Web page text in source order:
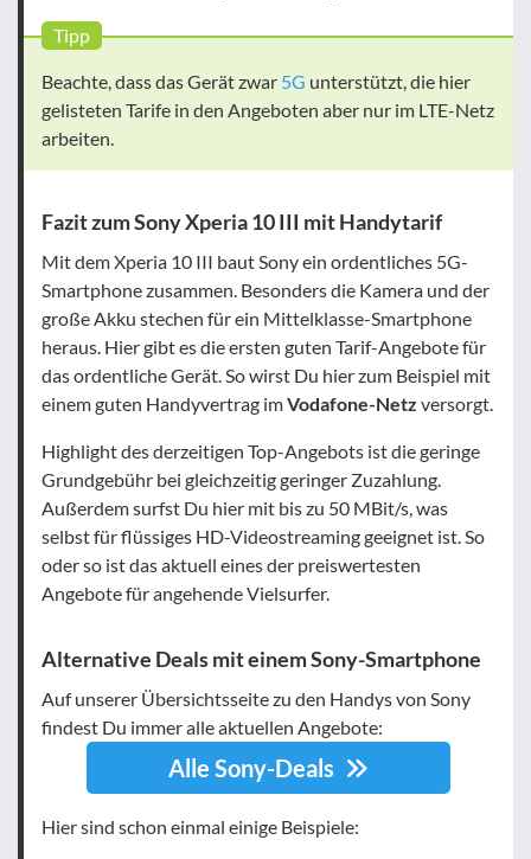
Tipp
Beachte, dass das Gerät zwar 5G unterstützt, die hier
gelisteten Tarife in den Angeboten aber nur im LTE-Netz
arbeiten.
Fazit zum Sony Xperia 10 III mit Handytarif
Mit dem Xperia 10 III baut Sony ein ordentliches 5G-
Smartphone zusammen. Besonders die Kamera und der
große Akku stechen für ein Mittelklasse-Smartphone
heraus. Hier gibt es die ersten guten Tarif-Angebote für
das ordentliche Gerät. So wirst Du hier zum Beispiel mit
einem guten Handyvertrag imVodafone-Netz versorgt.
Highlight des derzeitigen Top-Angebots ist die geringe
Grundgebühr bei gleichzeitig geringer Zuzahlung.
Außerdem surfst Du hier mit bis zu 50 MBit/s, was
selbst für flüssiges HD-Videostreaming geeignet ist. So
oder so ist das aktuell eines der preiswertesten
Angebote für angehende Vielsurfer.
Alternative Deals mit einem Sony-Smartphone
Auf unserer Übersichtsseite zu den Handys von Sony
findest Du immer alle aktuellen Angebote:
Alle Sony-Deals
Hier sind schon einmal einige Beispiele: